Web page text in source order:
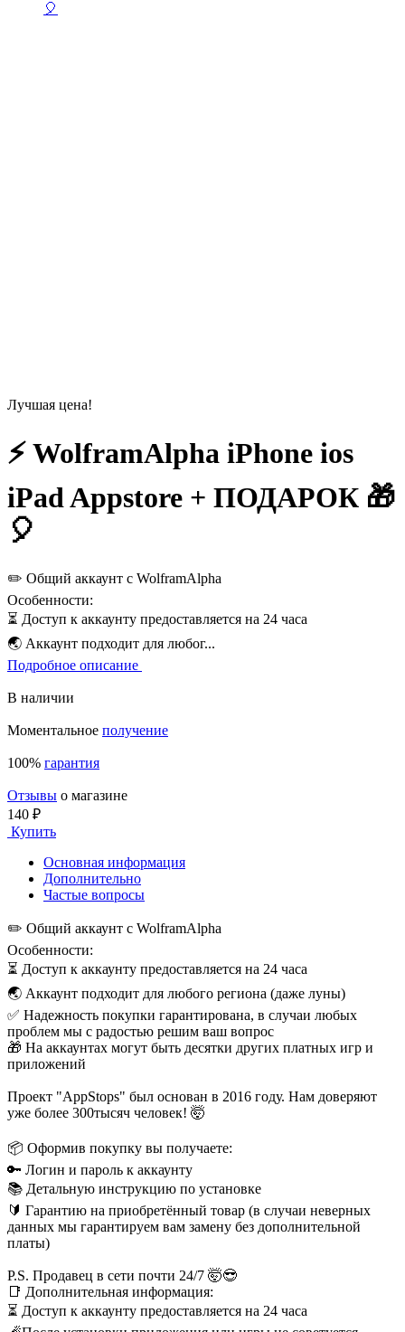
🎈
Лучшая цена!
⚡️ WolframAlpha iPhone ios
iPad Appstore + ПОДАРОК 🎁
🎈
✏️ Общий аккаунт с WolframAlpha
Особенности:
⏳ Доступ к аккаунту предоставляется на 24 часа
🌏 Аккаунт подходит для любог...
Подробное описание
В наличии
Моментальное получение
100% гарантия
Отзывы о магазине
140 ₽
Купить
Основная информация
Дополнительно
Частые вопросы
✏️ Общий аккаунт с WolframAlpha
Особенности:
⏳ Доступ к аккаунту предоставляется на 24 часа
🌏 Аккаунт подходит для любого региона (даже луны)
✅ Надежность покупки гарантирована, в случаи любых
проблем мы с радостью решим ваш вопрос
🎁 На аккаунтах могут быть десятки других платных игр и
приложений
Проект "AppStops" был основан в 2016 году. Нам доверяют
уже более 300тысяч человек! 🤯
📦 Оформив покупку вы получаете:
🔑 Логин и пароль к аккаунту
📚 Детальную инструкцию по установке
🔰 Гарантию на приобретённый товар (в случаи неверных
данных мы гарантируем вам замену без дополнительной
платы)
P.S. Продавец в сети почти 24/7 🤯😎
📑 Дополнительная информация:
⏳ Доступ к аккаунту предоставляется на 24 часа